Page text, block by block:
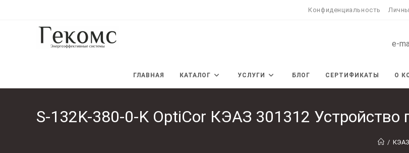
содержимому
Конфиденциальность
e-
ГЛАВНАЯ КАТАЛОГ УСЛУГИ БЛОГ СЕРТИФИКАТЫ О
S-132K-380-0-K OptiCor КЭАЗ 301312 Устройство
/ КЭАЗ